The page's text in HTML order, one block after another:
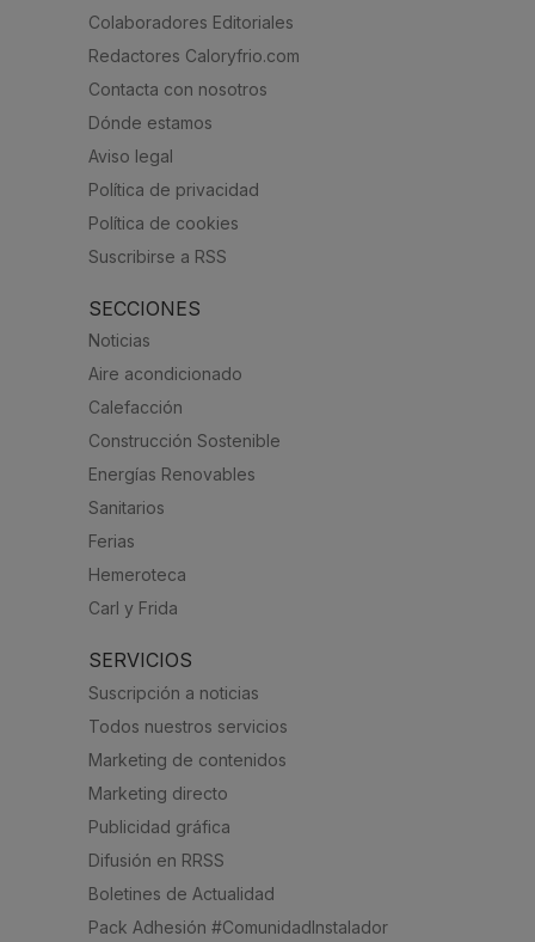
Colaboradores Editoriales
Redactores Caloryfrio.com
Contacta con nosotros
Dónde estamos
Aviso legal
Política de privacidad
Política de cookies
Suscribirse a RSS
SECCIONES
Noticias
Aire acondicionado
Calefacción
Construcción Sostenible
Energías Renovables
Sanitarios
Ferias
Hemeroteca
Carl y Frida
SERVICIOS
Suscripción a noticias
Todos nuestros servicios
Marketing de contenidos
Marketing directo
Publicidad gráfica
Difusión en RRSS
Boletines de Actualidad
Pack Adhesión #ComunidadInstalador